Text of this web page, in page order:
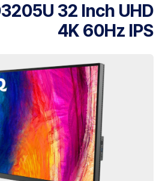
32 Inch UHD
4K 60Hz IPS